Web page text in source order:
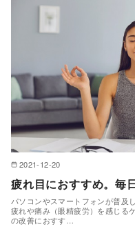
2021-12-20
疲れ目におすすめ。毎
パソコンやスマートフォンが普及
疲れや痛み（眼精疲労）を感じる
の改善におすす…